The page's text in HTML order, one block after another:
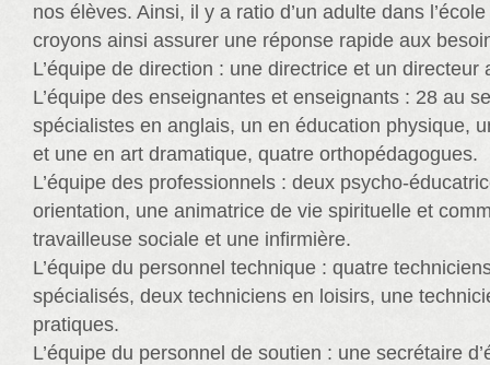
nos élèves. Ainsi, il y a ratio d’un adulte dans
croyons ainsi assurer une réponse rapide aux
L’équipe de direction : une directrice et un directeur
L’équipe des enseignantes et enseignants : 28 au
spécialistes en anglais, un en éducation physique,
et une en art dramatique, quatre orthopédagogues.
L’équipe des professionnels : deux psycho-
orientation, une animatrice de vie spirituelle et
travailleuse sociale et une infirmière.
L’équipe du personnel technique : quatre
spécialisés, deux techniciens en loisirs, une
pratiques.
L’équipe du personnel de soutien : une secrétaire